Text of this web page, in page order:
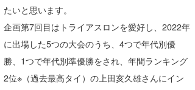
たいと思います。
企画第7回目はトライアスロンを愛好し、2022年
に出場した5つの大会のうち、4つで年代別優
勝、1つで年代別準優勝をされ、年間ランキング
2位※（過去最高タイ）の上田亥久雄さんにイン
ライター/寄稿メディア
Core Surf Japan
Naoya Kimoto
メディア